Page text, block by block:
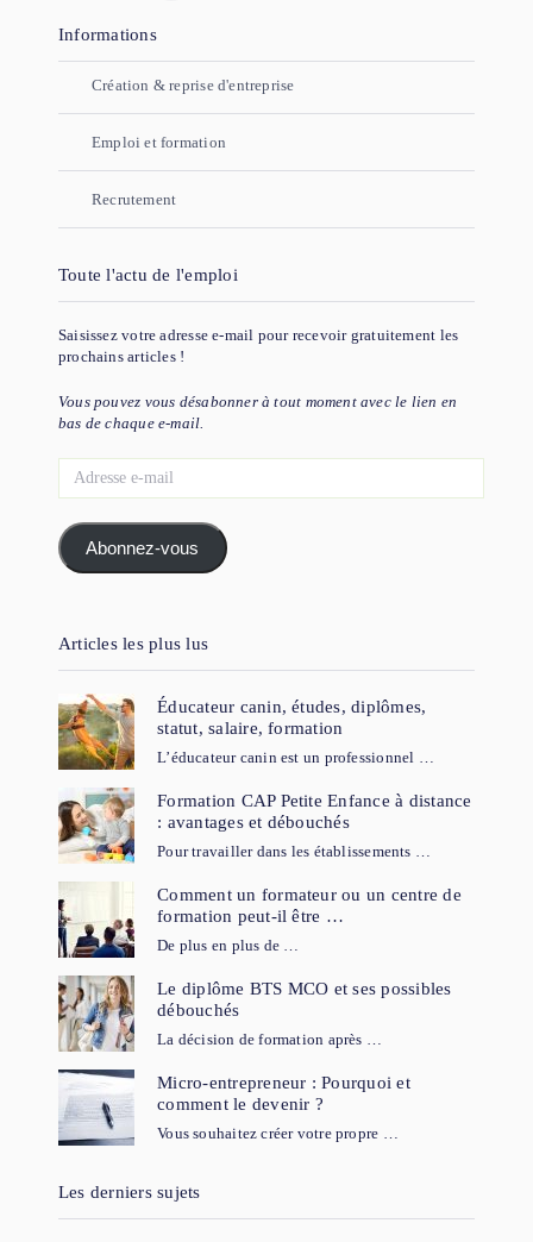
DES
PUBLICATIONS
Informations
Création & reprise d'entreprise
Emploi et formation
Recrutement
Toute l'actu de l'emploi
Saisissez votre adresse e-mail pour recevoir gratuitement les
prochains articles !
Vous pouvez vous désabonner à tout moment avec le lien en
bas de chaque e-mail.
Abonnez-vous
Articles les plus lus
Éducateur canin, études, diplômes,
statut, salaire, formation
L’éducateur canin est un professionnel …
Formation CAP Petite Enfance à distance
: avantages et débouchés
Pour travailler dans les établissements …
Comment un formateur ou un centre de
formation peut-il être …
De plus en plus de …
Le diplôme BTS MCO et ses possibles
débouchés
La décision de formation après …
Micro-entrepreneur : Pourquoi et
comment le devenir ?
Vous souhaitez créer votre propre …
Les derniers sujets